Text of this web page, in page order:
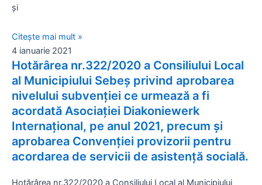
și
Citește mai mult »
4 ianuarie 2021
Hotărârea nr.322/2020 a Consiliului Local
al Municipiului Sebeș privind aprobarea
nivelului subvenției ce urmează a fi
acordată Asociației Diakoniewerk
Internațional, pe anul 2021, precum și
aprobarea Convenției provizorii pentru
acordarea de servicii de asistență socială.
Hotărârea nr.322/2020 a Consiliului Local al Municipiului